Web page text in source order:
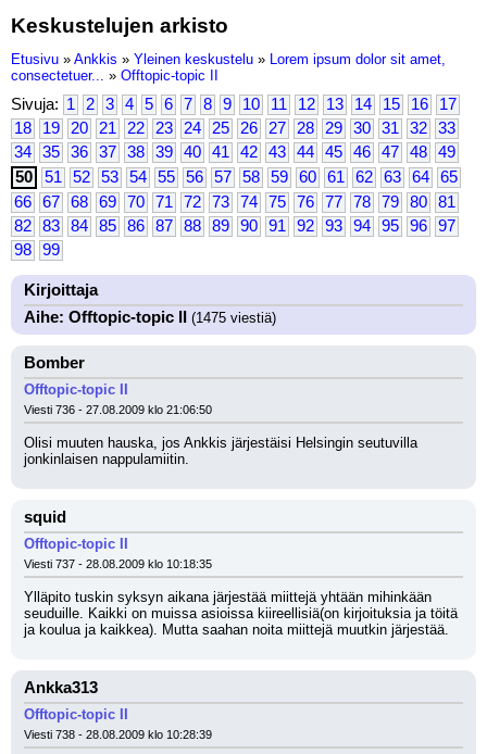
Keskustelujen arkisto
Etusivu » Ankkis » Yleinen keskustelu » Lorem ipsum dolor sit amet,
consectetuer... » Offtopic-topic II
Sivuja: 1 2 3 4 5 6 7 8 9 10 11 12 13 14 15 16
17
18
19 20 21 22 23 24 25 26 27 28 29 30 31 32
33
34
35 36 37 38 39 40 41 42 43 44 45 46 47 48
49
50
51 52 53 54 55 56 57 58 59 60 61 62 63 64
65
66
67 68 69 70 71 72 73 74 75 76 77 78 79 80
81
82
83 84 85 86 87 88 89 90 91 92 93 94 95 96
97
98
99
Kirjoittaja
Aihe: Offtopic-topic II
(1475 viestiä)
Bomber
Offtopic-topic II
Viesti 736 - 27.08.2009 klo 21:06:50
Olisi muuten hauska, jos Ankkis järjestäisi Helsingin seutuvilla
jonkinlaisen nappulamiitin.
squid
Offtopic-topic II
Viesti 737 - 28.08.2009 klo 10:18:35
Ylläpito tuskin syksyn aikana järjestää miittejä yhtään mihinkään
seuduille. Kaikki on muissa asioissa kiireellisiä(on kirjoituksia ja töitä
ja koulua ja kaikkea). Mutta saahan noita miittejä muutkin järjestää.
Ankka313
Offtopic-topic II
Viesti 738 - 28.08.2009 klo 10:28:39